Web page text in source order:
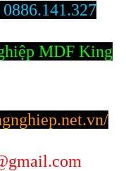
MDF King